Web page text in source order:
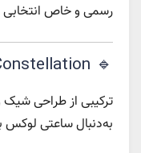
رسمی و خاص
🔹 Omega Constellation زنانه
ترکیبی از طراحی شیک
به‌دنبال ساعتی لوکس